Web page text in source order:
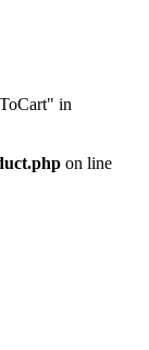
in
on line